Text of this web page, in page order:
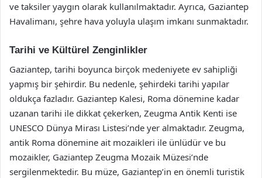
ve taksiler yaygın olarak kullanılmaktadır. Ayrıca, Gaziantep
Havalimanı, şehre hava yoluyla ulaşım imkanı sunmaktadır.
Tarihi ve Kültürel Zenginlikler
Gaziantep, tarihi boyunca birçok medeniyete ev sahipliği
yapmış bir şehirdir. Bu nedenle, şehirdeki tarihi yapılar
oldukça fazladır. Gaziantep Kalesi, Roma dönemine kadar
uzanan tarihi ile dikkat çekerken, Zeugma Antik Kenti ise
UNESCO Dünya Mirası Listesi’nde yer almaktadır. Zeugma,
antik Roma dönemine ait mozaikleri ile ünlüdür ve bu
mozaikler, Gaziantep Zeugma Mozaik Müzesi’nde
sergilenmektedir. Bu müze, Gaziantep’in en önemli turistik